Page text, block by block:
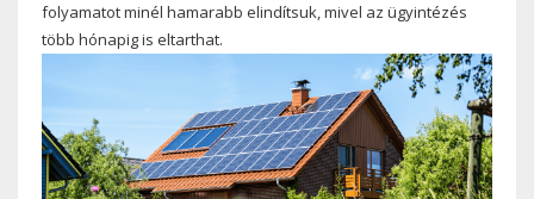
folyamatot minél hamarabb elindítsuk, mivel az ügyintézés
több hónapig is eltarthat.